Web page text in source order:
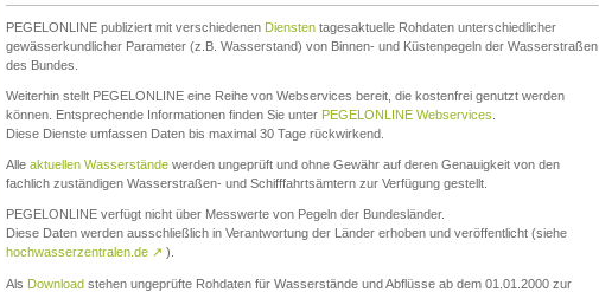
PEGELONLINE publiziert mit verschiedenen Diensten tagesaktuelle Rohdaten unterschiedlicher
gewässerkundlicher Parameter (z.B. Wasserstand) von Binnen- und Küstenpegeln der Wasserstraßen
des Bundes.
Weiterhin stellt PEGELONLINE eine Reihe von Webservices bereit, die kostenfrei genutzt werden
können. Entsprechende Informationen finden Sie unter PEGELONLINE Webservices
Diese Dienste umfassen Daten bis maximal 30 Tage rückwirkend.
Alle aktuellen Wasserstände werden ungeprüft und ohne Gewähr auf deren Genauigkeit von den
fachlich zuständigen Wasserstraßen- und Schifffahrtsämtern zur Verfügung gestellt.
PEGELONLINE verfügt nicht über Messwerte von Pegeln der Bundesländer.
Diese Daten werden ausschließlich in Verantwortung der Länder erhoben und veröffentlicht (siehe
hochwasserzentralen.de ↗ ).
Als Download stehen ungeprüfte Rohdaten für Wasserstände und Abflüsse ab dem 01.01.2000 zur